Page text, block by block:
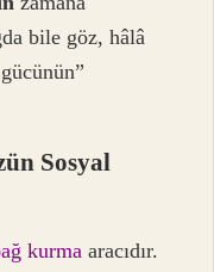
bile göz, hâlâ
Sosyal
kurma aracıdır.